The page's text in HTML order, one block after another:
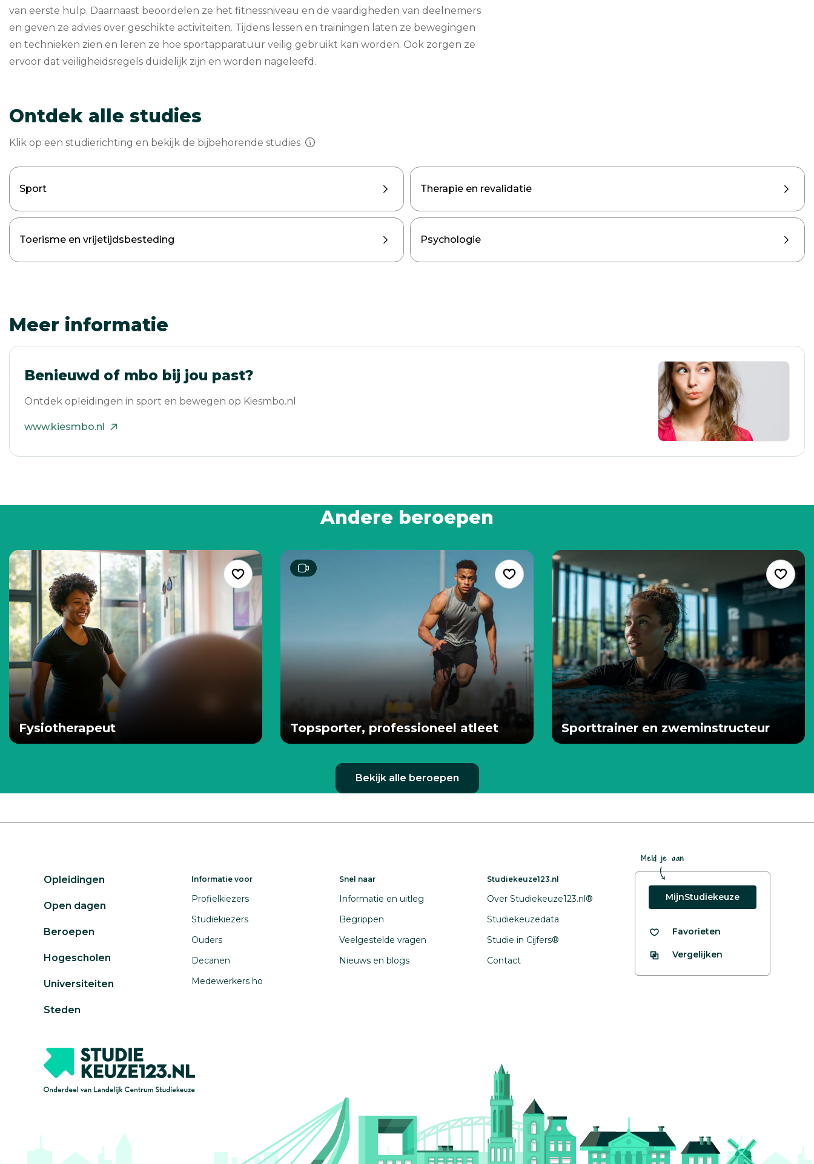
van eerste hulp. Daarnaast beoordelen ze het fitnessniveau en de vaardigheden van deelnemers
en geven ze advies over geschikte activiteiten. Tijdens lessen en trainingen laten ze bewegingen
en technieken zien en leren ze hoe sportapparatuur veilig gebruikt kan worden. Ook zorgen ze
ervoor dat veiligheidsregels duidelijk zijn en worden nageleefd.
Ontdek alle studies
Klik op een studierichting en bekijk de bijbehorende studies
Sport Therapie en revalidatie
Toerisme en vrijetijdsbesteding Psychologie
Meer informatie
Benieuwd of mbo bij jou past?
Ontdek opleidingen in sport en bewegen op Kiesmbo.nl
www.kiesmbo.nl
Andere beroepen
Fysiotherapeut Topsporter, professioneel atleet Sporttrainer en zweminstructeur
Bekijk alle beroepen
Opleidingen
Open dagen
Beroepen
Hogescholen
Universiteiten
Steden
Informatie voor
Profielkiezers
Studiekiezers
Ouders
Decanen
Medewerkers ho
Snel naar
Informatie en uitleg
Begrippen
Veelgestelde vragen
Nieuws en blogs
Studiekeuze123.nl
Over Studiekeuze123.nl®
Studiekeuzedata
Studie in Cijfers®
Contact
Meld je aan
MijnStudiekeuze
Favorieten
Vergelijken